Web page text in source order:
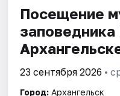
Посещение
23 сентября 2026 •
Город: Архангельск